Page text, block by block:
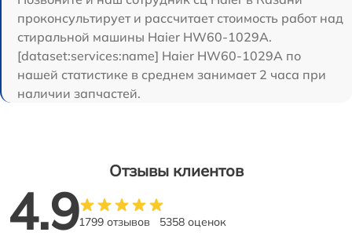
проконсультирует и рассчитает стоимость работ над
стиральной машины Haier HW60-1029A.
[dataset:services:name] Haier HW60-1029A по
нашей статистике в среднем занимает 2 часа при
наличии запчастей.
Отзывы клиентов
4.91799 отзывов 5358 оценок